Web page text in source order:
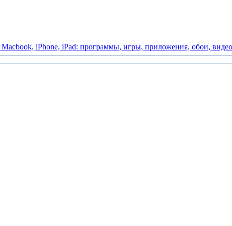
Macbook, iPhone, iPad: программы, игры, приложения, обои, видео